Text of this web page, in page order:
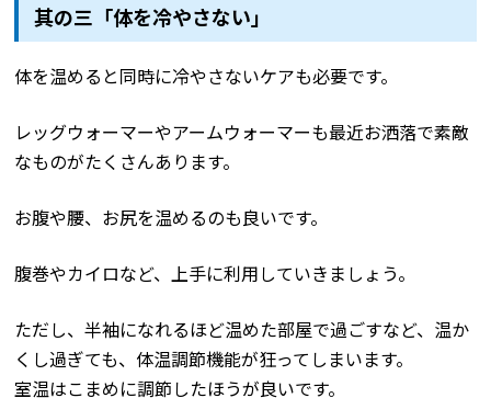
其の三「体を冷やさない」
体を温めると同時に冷やさないケアも必要です。
レッグウォーマーやアームウォーマーも最近お洒落で素敵
なものがたくさんあります。
お腹や腰、お尻を温めるのも良いです。
腹巻やカイロなど、上手に利用していきましょう。
ただし、半袖になれるほど温めた部屋で過ごすなど、温か
くし過ぎても、体温調節機能が狂ってしまいます。
室温はこまめに調節したほうが良いです。